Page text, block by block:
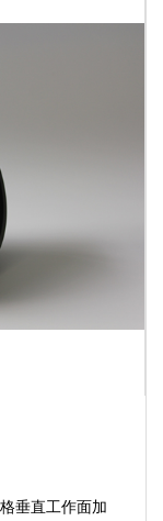
垂直工作面加